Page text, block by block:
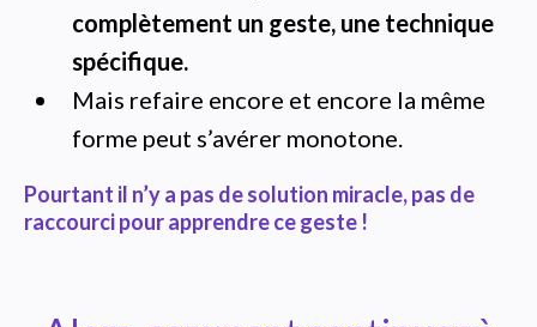
complètement un geste, une technique
spécifique.
Mais refaire encore et encore la même
forme peut s’avérer monotone.
Pourtant il n’y a pas de solution miracle, pas de
raccourci pour apprendre ce geste !